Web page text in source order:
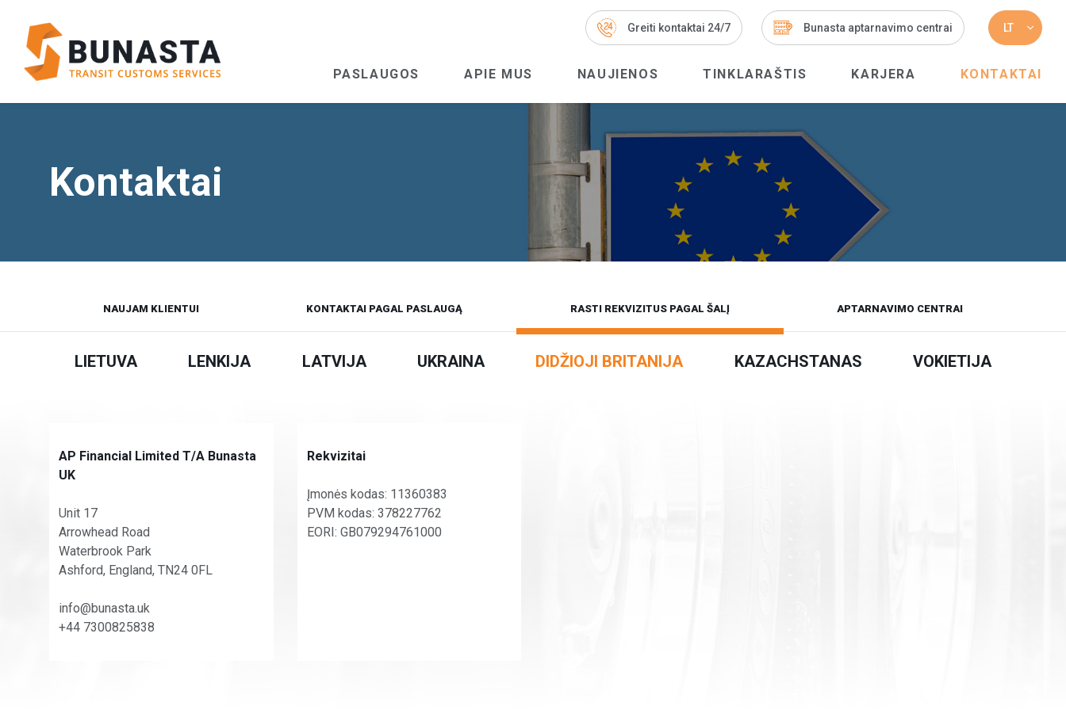
Greiti kontaktai 24/7 Bunasta aptarnavimo centrai LT
PASLAUGOS APIE MUS NAUJIENOS TINKLARAŠTIS KARJERA KONTAKTAI
Kontaktai
NAUJAM KLIENTUI KONTAKTAI PAGAL PASLAUGĄ RASTI REKVIZITUS PAGAL ŠALĮ APTARNAVIMO CENTRAI
LIETUVA LENKIJA LATVIJA UKRAINA DIDŽIOJI BRITANIJA KAZACHSTANAS VOKIETIJA
AP Financial Limited T/A Bunasta
UK
Unit 17
Arrowhead Road
Waterbrook Park
Ashford, England, TN24 0FL
info@bunasta.uk
+44 7300825838
Rekvizitai
Įmonės kodas: 11360383
PVM kodas: 378227762
EORI: GB079294761000